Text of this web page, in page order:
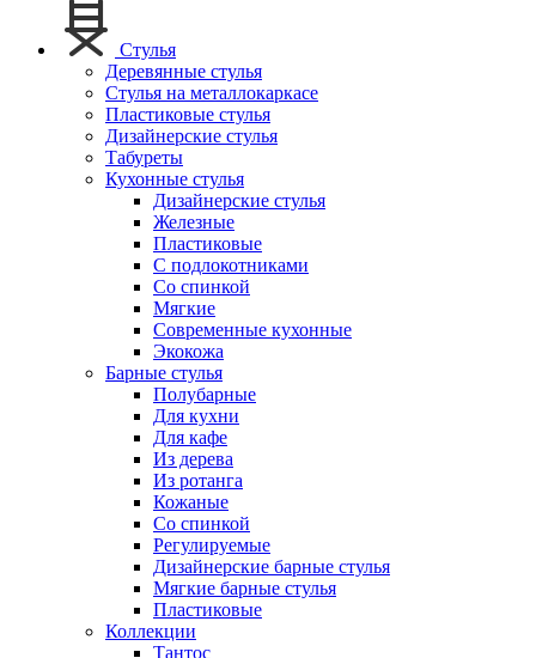
Стулья
Деревянные стулья
Стулья на металлокаркасе
Пластиковые стулья
Дизайнерские стулья
Табуреты
Кухонные стулья
Дизайнерские стулья
Железные
Пластиковые
С подлокотниками
Со спинкой
Мягкие
Современные кухонные
Экокожа
Барные стулья
Полубарные
Для кухни
Для кафе
Из дерева
Из ротанга
Кожаные
Со спинкой
Регулируемые
Дизайнерские барные стулья
Мягкие барные стулья
Пластиковые
Коллекции
Тантос